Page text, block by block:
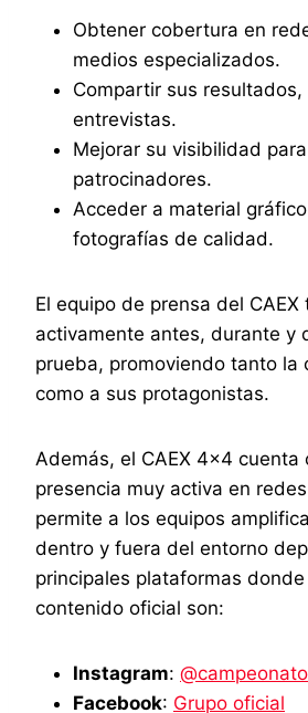
Obtener cobertura en
medios especializados.
Compartir sus resultados,
entrevistas.
Mejorar su visibilidad
patrocinadores.
Acceder a material
fotografías de calidad.
El equipo de prensa del CAEX
activamente antes, durante y
prueba, promoviendo tanto la
como a sus protagonistas.
Además, el CAEX 4×4 cuenta
presencia muy activa en
permite a los equipos
dentro y fuera del entorno
principales plataformas
contenido oficial son:
Instagram:
Facebook: Grupo oficial